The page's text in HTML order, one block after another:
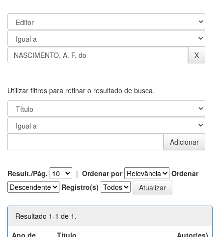
Utilizar filtros para refinar o resultado de busca.
Result./Pág. | Ordenar por
Ordenar
Registro(s)
Resultado 1-1 de 1.
Ano de
Título Autor(es)